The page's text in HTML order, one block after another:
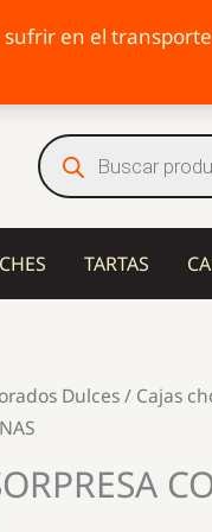
en el
Búsqueda
de
productos
TARTAS
Dulces/ Cajas